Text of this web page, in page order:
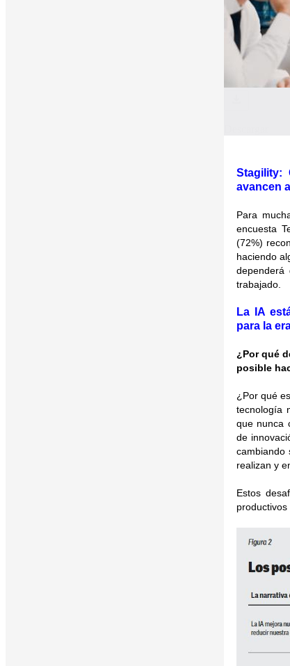
Stagility:
avancen
Para
encuesta
(72%)
haciendo
trabajado.
La IA
para la
¿Por qué
posible
¿Por qué
tecnología
que nunca
de
cambiando
realizan y
Estos